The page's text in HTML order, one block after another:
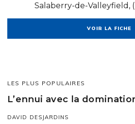
Salaberry-de-Valleyfield,
VOIR LA FICHE
LES PLUS POPULAIRES
L’ennui avec la
DAVID DESJARDINS